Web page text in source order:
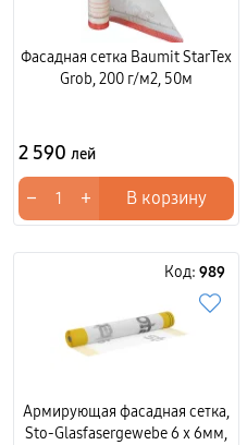
Фасадная сетка Baumit StarTex
Grob, 200 г/м2, 50м
2 590 лей
− + В корзину
Код: 989
Армирующая фасадная сетка,
Sto-Glasfasergewebe 6 x 6мм,